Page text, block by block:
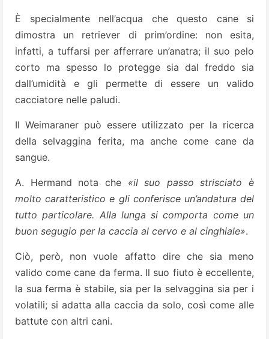
È specialmente nell’acqua che questo cane si
dimostra un retriever di prim’ordine: non esita,
infatti, a tuffarsi per afferrare un’anatra; il suo pelo
corto ma spesso lo protegge sia dal freddo sia
dall’umidità e gli permette di essere un valido
cacciatore nelle paludi.
Il Weimaraner può essere utilizzato per la ricerca
della selvaggina ferita, ma anche come cane da
sangue.
A. Hermand nota che «il suo passo strisciato è
molto caratteristico e gli conferisce un’andatura del
tutto particolare. Alla lunga si comporta come un
buon segugio per la caccia al cervo e al cinghiale».
Ciò, però, non vuole affatto dire che sia meno
valido come cane da ferma. Il suo fiuto è eccellente,
la sua ferma è stabile, sia per la selvaggina sia per i
volatili; si adatta alla caccia da solo, così come alle
battute con altri cani.